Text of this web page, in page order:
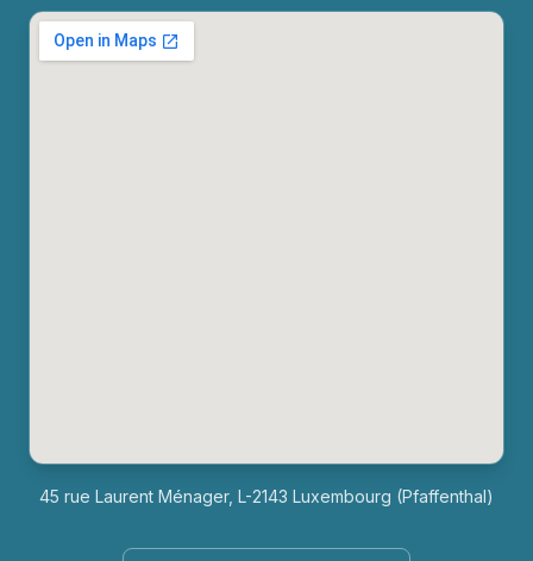
45 rue Laurent Ménager, L-2143 Luxembourg (Pfaffenthal)